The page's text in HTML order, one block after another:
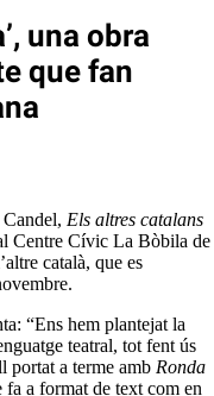
una obra
que fan
Els altres catalans
Centre Cívic La Bòbila de
català, que es
“Ens hem plantejat la
teatral, tot fent ús
portat a terme amb Ronda
fa a format de text com en